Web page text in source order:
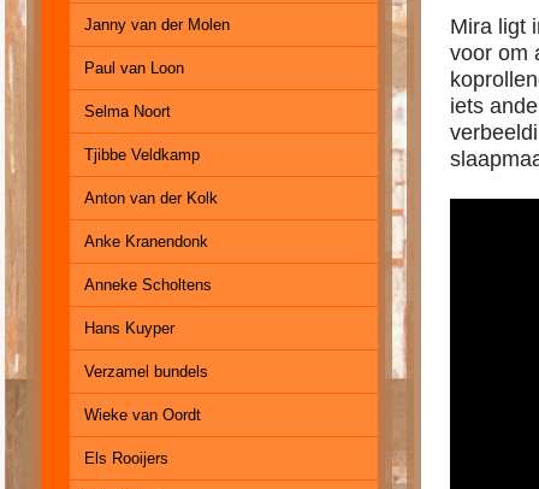
Janny van der Molen
Paul van Loon
Selma Noort
Tjibbe Veldkamp
Anton van der Kolk
Anke Kranendonk
Anneke Scholtens
Hans Kuyper
Verzamel bundels
Wieke van Oordt
Els Rooijers
Mira ligt
voor om
iets